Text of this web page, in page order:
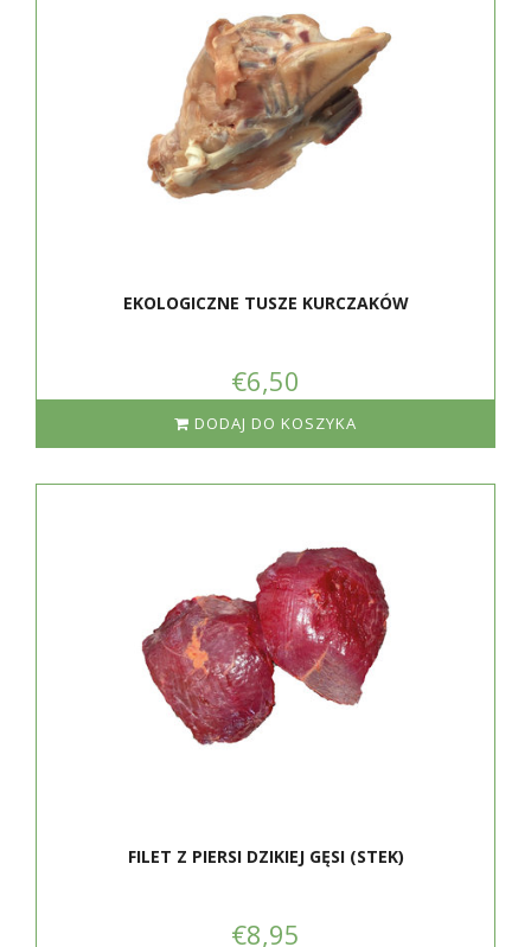
EKOLOGICZNE TUSZE KURCZAKÓW
€6,50
DODAJ DO KOSZYKA
FILET Z PIERSI DZIKIEJ GĘSI (STEK)
€8,95